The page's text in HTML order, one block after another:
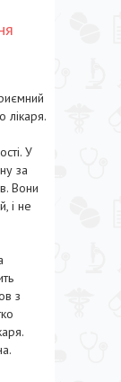
лікаря.
У
за
Вони
і не
з